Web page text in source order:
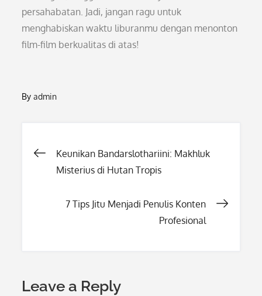
persahabatan. Jadi, jangan ragu untuk
menghabiskan waktu liburanmu dengan menonton
film-film berkualitas di atas!
Byadmin
Post
Keunikan Bandarslothariini: Makhluk
Misterius di Hutan Tropis
7 Tips Jitu Menjadi Penulis Konten
Profesional
Leave a Reply